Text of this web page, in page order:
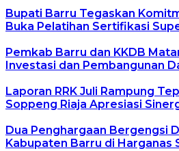
Bupati Barru Tegaskan
Buka Pelatihan Sertifikasi
Pemkab Barru dan KKDB
Investasi dan Pembangunan
Laporan RRK Juli Rampung
Soppeng Riaja Apresiasi
Dua Penghargaan Bergengsi
Kabupaten Barru di Harganas